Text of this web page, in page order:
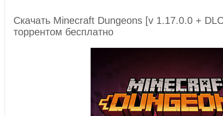
Скачать Minecraft Dungeons [v 1.17.0.0 +
торрентом бесплатно